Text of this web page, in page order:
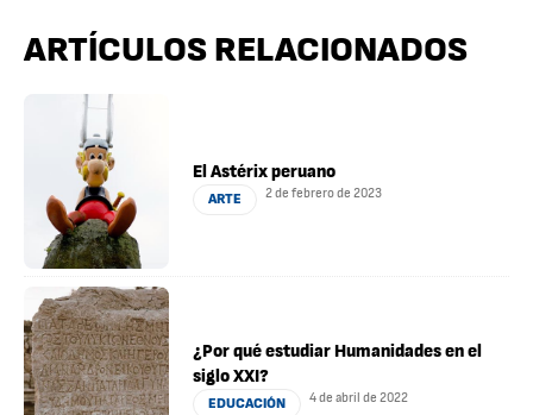
ARTÍCULOS RELACIONADOS
El Astérix peruano
ARTE 2 de febrero de 2023
¿Por qué estudiar Humanidades en el
siglo XXI?
EDUCACIÓN 4 de abril de 2022